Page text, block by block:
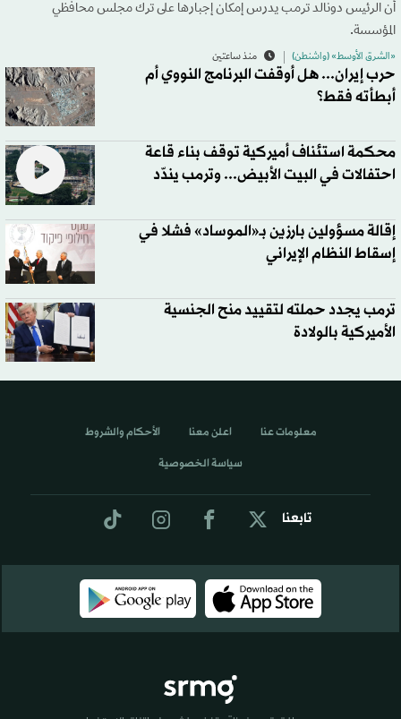
أن الرئيس دونالد ترمب يدرس إمكان إجبارها على ترك مجلس محافظي
المؤسسة.
«الشرق الأوسط» (واشنطن) منذ ساعتين
حرب إيران... هل أوقفت البرنامج النووي أم
أبطأته فقط؟
محكمة استئناف أميركية توقف بناء قاعة
احتفالات في البيت الأبيض... وترمب يندّد
إقالة مسؤولين بارزين بـ«الموساد» فشلا في
إسقاط النظام الإيراني
ترمب يجدد حملته لتقييد منح الجنسية
الأميركية بالولادة
تابعنا
معلومات عنا اعلن معنا الأحكام والشروط
سياسة الخصوصية